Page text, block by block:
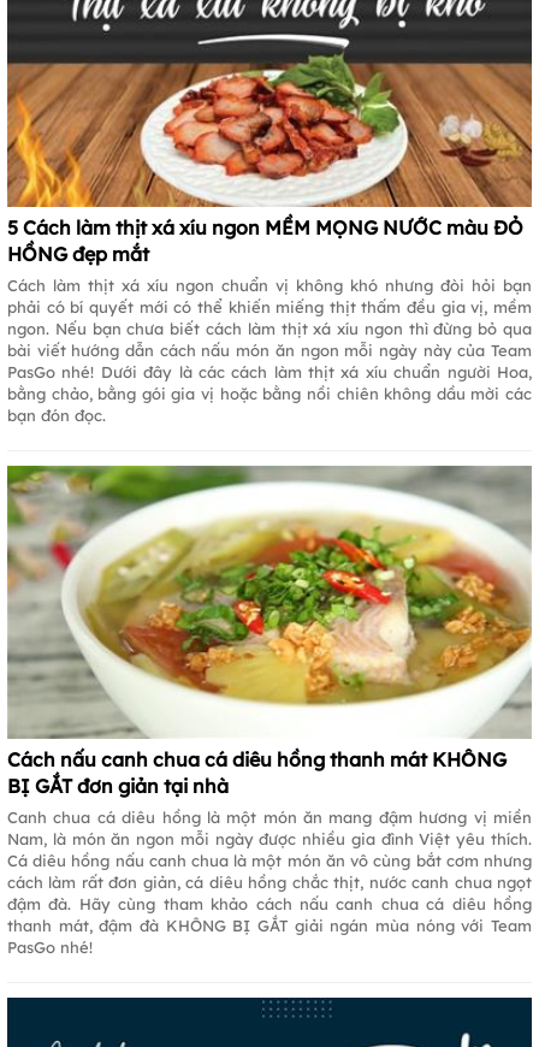
5 Cách làm thịt xá xíu ngon MỀM MỌNG NƯỚC màu ĐỎ
HỒNG đẹp mắt
Cách làm thịt xá xíu ngon chuẩn vị không khó nhưng đòi hỏi bạn
phải có bí quyết mới có thể khiến miếng thịt thấm đều gia vị, mềm
ngon. Nếu bạn chưa biết cách làm thịt xá xíu ngon thì đừng bỏ qua
bài viết hướng dẫn cách nấu món ăn ngon mỗi ngày này của Team
PasGo nhé! Dưới đây là các cách làm thịt xá xíu chuẩn người Hoa,
bằng chảo, bằng gói gia vị hoặc bằng nồi chiên không dầu mời các
bạn đón đọc.
Cách nấu canh chua cá diêu hồng thanh mát KHÔNG
BỊ GẮT đơn giản tại nhà
Canh chua cá diêu hồng là một món ăn mang đậm hương vị miền
Nam, là món ăn ngon mỗi ngày được nhiều gia đình Việt yêu thích.
Cá diêu hồng nấu canh chua là một món ăn vô cùng bắt cơm nhưng
cách làm rất đơn giản, cá diêu hồng chắc thịt, nước canh chua ngọt
đậm đà. Hãy cùng tham khảo cách nấu canh chua cá diêu hồng
thanh mát, đậm đà KHÔNG BỊ GẮT giải ngán mùa nóng với Team
PasGo nhé!